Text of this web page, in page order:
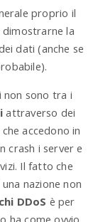
proprio il
la
dati (anche se
non sono tra i
attraverso dei
accedono in
crash i server e
Il fatto che
nazione non
DDoS è per
ha come ovvio